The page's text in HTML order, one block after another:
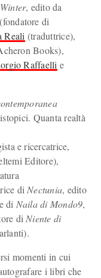
Winter, edito da
(fondatore di
Reali (traduttrice),
Books),
Raffaelli e
Quanta realtà
e ricercatrice,
Editore),
di Nectunia, edito
di Naila di Mondo9,
di Niente di
momenti in cui
i libri che